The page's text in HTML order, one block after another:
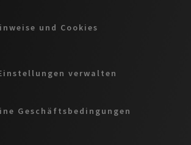
und Cookies
verwalten
Geschäftsbedingungen